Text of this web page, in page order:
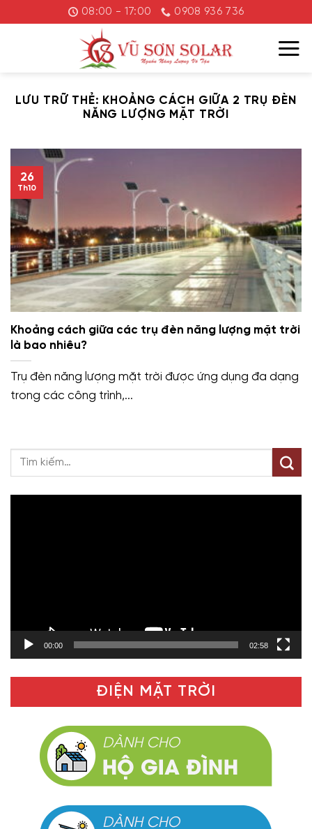
đến
08:00 - 17:00 0908 936 736
LƯU TRỮ THẺ: KHOẢNG CÁCH GIỮA 2 TRỤ ĐÈN
NĂNG LƯỢNG MẶT TRỜI
Khoảng cách giữa các trụ đèn năng lượng mặt trời
là bao nhiêu?
Trụ đèn năng lượng mặt trời được ứng dụng đa dạng
trong các công trình,...
26
Th10
00:00 02:58
ĐIỆN MẶT TRỜI